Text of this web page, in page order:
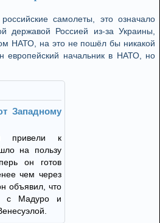
самолеты, это означало
державой Россией из-за Украины,
НАТО, на это не пошёл бы никакой
начальник в НАТО, но
Западному
привели к
на пользу
он готов
чем через
объявил, что
с Мадуро и